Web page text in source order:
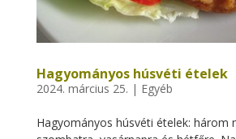
Hagyományos húsvéti ételek
2024. március 25. | Egyéb
Hagyományos húsvéti ételek: három